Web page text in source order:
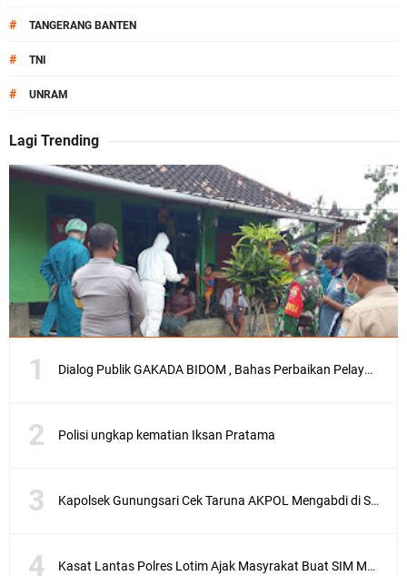
# TANGERANG BANTEN
# TNI
# UNRAM
Lagi Trending
Dialog Publik GAKADA BIDOM , Bahas Perbaikan Pelayanan Medis di NTB
Polisi ungkap kematian Iksan Pratama
Kapolsek Gunungsari Cek Taruna AKPOL Mengabdi di SRD 4
Kasat Lantas Polres Lotim Ajak Masyrakat Buat SIM Melalui SATPAS Bukan Calo